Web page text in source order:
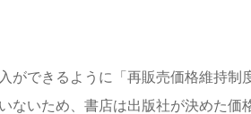
ができるように「再販売価格維持制
ないため、書店は出版社が決めた価